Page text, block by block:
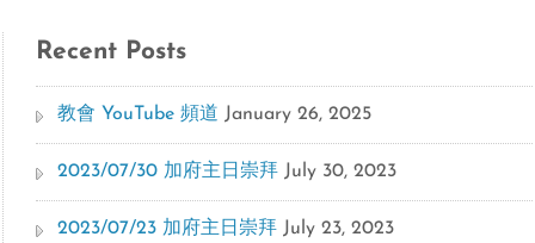
Recent Posts
教會 YouTube 頻道 January 26, 2025
2023/07/30 加府主日崇拜 July 30, 2023
2023/07/23 加府主日崇拜 July 23, 2023